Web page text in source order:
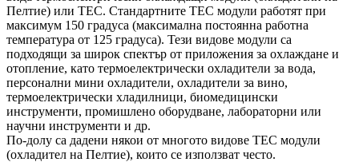
Пелтие) или TEC. Стандартните TEC модули работят при
максимум 150 градуса (максимална постоянна работна
температура от 125 градуса). Тези видове модули са
подходящи за широк спектър от приложения за охлаждане и
отопление, като термоелектрически охладители за вода,
персонални мини охладители, охладители за вино,
термоелектрически хладилници, биомедицински
инструменти, промишлено оборудване, лабораторни или
научни инструменти и др.
По-долу са дадени някои от многото видове TEC модули
(охладител на Пелтие), които се използват често.